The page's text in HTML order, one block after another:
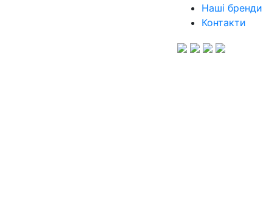
Наші бренди
Контакти